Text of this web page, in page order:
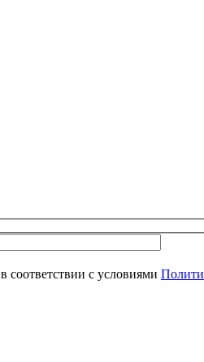
в соответствии с условиями